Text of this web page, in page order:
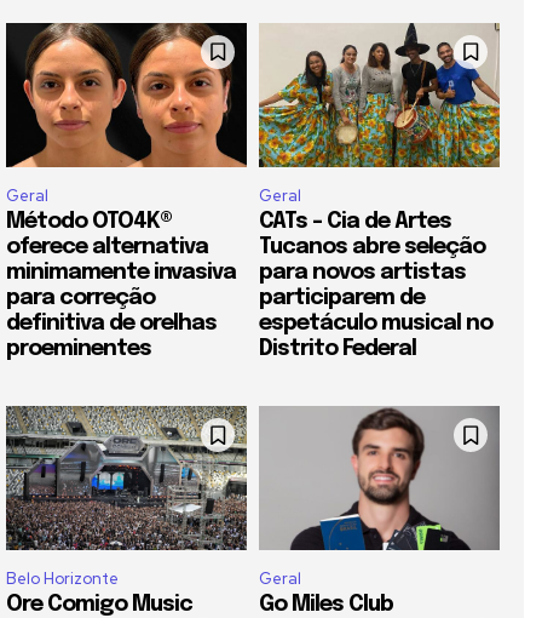
Geral
Método OTO4K®️
oferece alternativa
minimamente invasiva
para correção
definitiva de orelhas
proeminentes
Geral
CATs – Cia de Artes
Tucanos abre seleção
para novos artistas
participarem de
espetáculo musical no
Distrito Federal
Belo Horizonte
Ore Comigo Music
Geral
Go Miles Club